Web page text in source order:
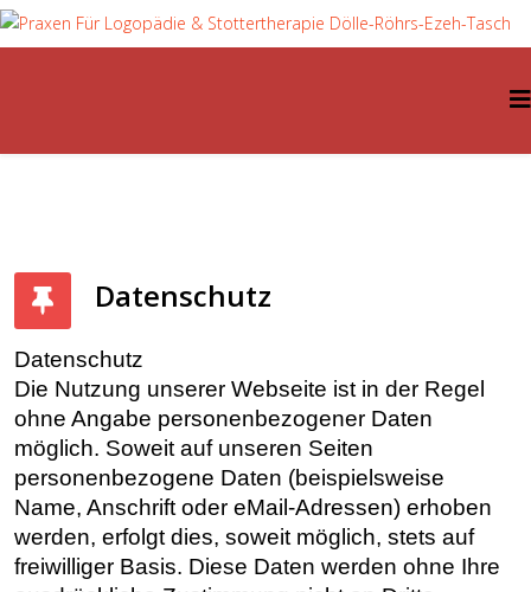
Datenschutz
Datenschutz
Die Nutzung unserer Webseite ist in der Regel
ohne Angabe personenbezogener Daten
möglich. Soweit auf unseren Seiten
personenbezogene Daten (beispielsweise
Name, Anschrift oder eMail-Adressen) erhoben
werden, erfolgt dies, soweit möglich, stets auf
freiwilliger Basis. Diese Daten werden ohne Ihre